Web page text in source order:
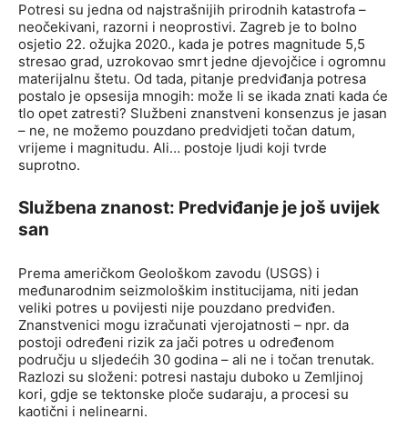
Potresi su jedna od najstrašnijih prirodnih katastrofa –
neočekivani, razorni i neoprostivi. Zagreb je to bolno
osjetio 22. ožujka 2020., kada je potres magnitude 5,5
stresao grad, uzrokovao smrt jedne djevojčice i ogromnu
materijalnu štetu. Od tada, pitanje predviđanja potresa
postalo je opsesija mnogih: može li se ikada znati kada će
tlo opet zatresti? Službeni znanstveni konsenzus je jasan
– ne, ne možemo pouzdano predvidjeti točan datum,
vrijeme i magnitudu. Ali… postoje ljudi koji tvrde
suprotno.
Službena znanost: Predviđanje je još uvijek
san
Prema američkom Geološkom zavodu (USGS) i
međunarodnim seizmološkim institucijama, niti jedan
veliki potres u povijesti nije pouzdano predviđen.
Znanstvenici mogu izračunati vjerojatnosti – npr. da
postoji određeni rizik za jači potres u određenom
području u sljedećih 30 godina – ali ne i točan trenutak.
Razlozi su složeni: potresi nastaju duboko u Zemljinoj
kori, gdje se tektonske ploče sudaraju, a procesi su
kaotični i nelinearni.